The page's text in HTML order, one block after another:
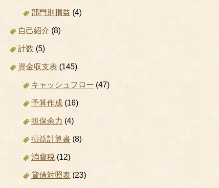
部門別損益 (4)
自己紹介 (8)
計数 (5)
資金収支表 (145)
キャッシュフロー (47)
予算作成 (16)
担保余力 (4)
損益計算書 (8)
消費税 (12)
貸借対照表 (23)